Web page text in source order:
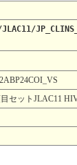
セットJLAC11